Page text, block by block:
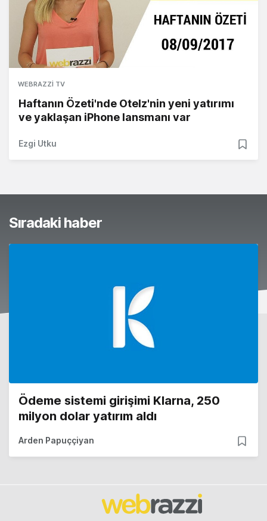
WEBRAZZI TV
Haftanın Özeti'nde Otelz'nin yeni yatırımı
ve yaklaşan iPhone lansmanı var
Ezgi Utku
Sıradaki haber
Ödeme sistemi girişimi Klarna, 250
milyon dolar yatırım aldı
Arden Papuççiyan